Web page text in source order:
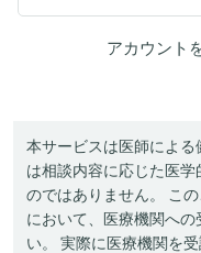
アカウント
本サービスは医師によ
は相談内容に応じた医
のではありません。 こ
において、医療機関へ
い。 実際に医療機関を